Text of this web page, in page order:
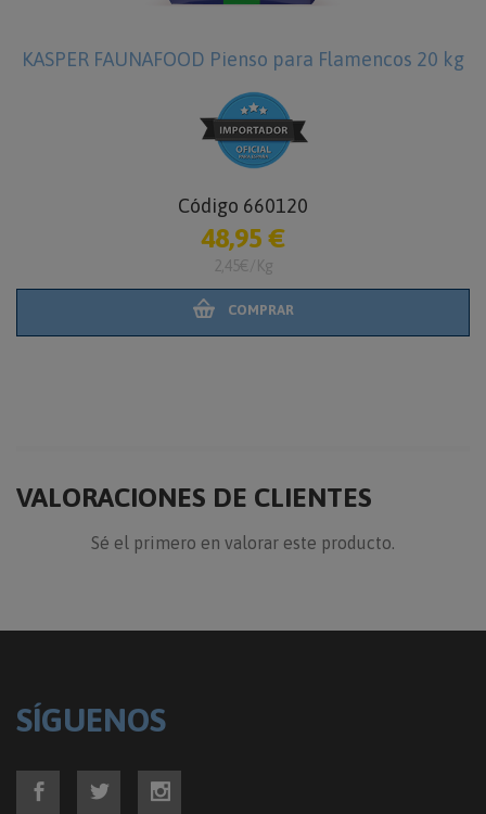
KASPER FAUNAFOOD Pienso para Flamencos 20 kg
Código 660120
48,95 €
2,45€/Kg
COMPRAR
VALORACIONES DE CLIENTES
Sé el primero en valorar este producto.
SÍGUENOS